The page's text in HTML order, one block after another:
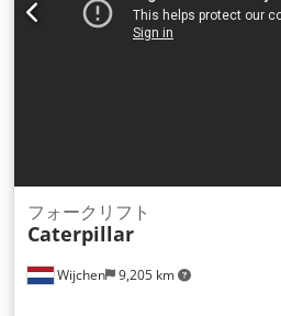
Wijchen 9,205 km
フォークリフト
Caterpillar